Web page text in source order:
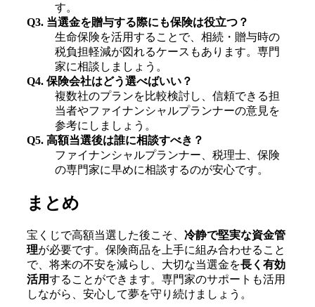
す。
Q3. 当選金を贈与する際にも保険は役立つ？
生命保険を活用することで、相続・贈与時の
税負担軽減が図れるケースもあります。専門
家に相談しましょう。
Q4. 保険会社はどう選べばいい？
複数社のプランを比較検討し、信頼できる担
当者やファイナンシャルプランナーの意見を
参考にしましょう。
Q5. 高額当選後は誰に相談すべき？
ファイナンシャルプランナー、税理士、保険
の専門家に早めに相談するのが安心です。
まとめ
宝くじで高額当選した後こそ、 冷静で堅実な資金管
理が必要です。保険商品を上手に組み合わせること
で、将来の不安を減らし、大切な当選金を長く有効
活用することができます。専門家のサポートも活用
しながら、安心して夢を守り続けましょう。